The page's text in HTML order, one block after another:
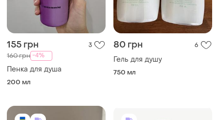
155 грн 3
160 грн -4%
Пенка для душа
200 мл
80 грн 6
Гель для душу
750 мл